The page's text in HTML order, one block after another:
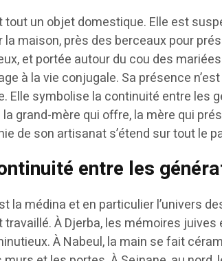
tout un objet domestique. Elle est
maison, près des berceaux pour
et portée autour du cou des
à la vie conjugale. Sa présence
Elle symbolise la continuité entre les
grand-mère qui offre, la mère qui
de son artisanat s’étend sur tout le
entre les
la médina et en particulier l’univers
À Djerba, les mémoires
À Nabeul, la main se fait